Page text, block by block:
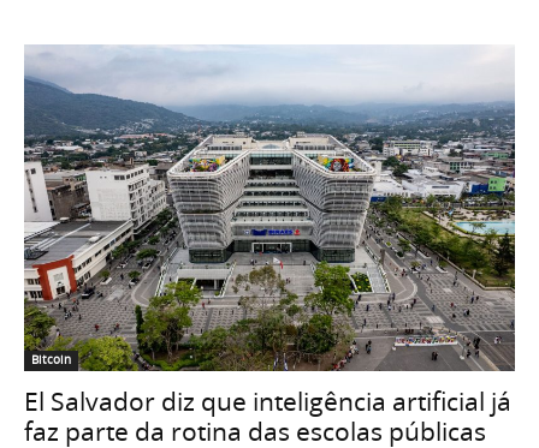
Bitcoin
El Salvador diz que inteligência artificial já
faz parte da rotina das escolas públicas